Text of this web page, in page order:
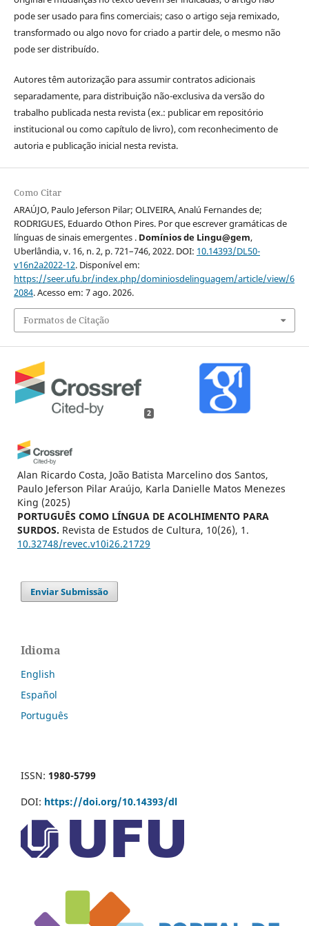
pode ser usado para fins comerciais; caso o artigo seja remixado,
transformado ou algo novo for criado a partir dele, o mesmo não
pode ser distribuído.
Autores têm autorização para assumir contratos adicionais
separadamente, para distribuição não-exclusiva da versão do
trabalho publicada nesta revista (ex.: publicar em repositório
institucional ou como capítulo de livro), com reconhecimento de
autoria e publicação inicial nesta revista.
Como Citar
ARAÚJO, Paulo Jeferson Pilar; OLIVEIRA, Analú Fernandes de;
RODRIGUES, Eduardo Othon Pires. Por que escrever gramáticas de
línguas de sinais emergentes . Domínios de Lingu@gem,
Uberlândia, v. 16, n. 2, p. 721–746, 2022. DOI: 10.14393/DL50-
v16n2a2022-12. Disponível em:
https://seer.ufu.br/index.php/dominiosdelinguagem/article/view/6
2084. Acesso em: 7 ago. 2026.
Formatos de Citação
2
Alan Ricardo Costa, João Batista Marcelino dos Santos,
Paulo Jeferson Pilar Araújo, Karla Danielle Matos Menezes
King (2025)
PORTUGUÊS COMO LÍNGUA DE ACOLHIMENTO PARA
SURDOS. Revista de Estudos de Cultura, 10(26), 1.
10.32748/revec.v10i26.21729
Reinaldo Oliveira Menezes, Hellen Cristina Picanço Simas
10.20396/etd.v28i00.8677807
Enviar Submissão
Idioma
English
Español
Português
ISSN: 1980-5799
DOI: https://doi.org/10.14393/dl